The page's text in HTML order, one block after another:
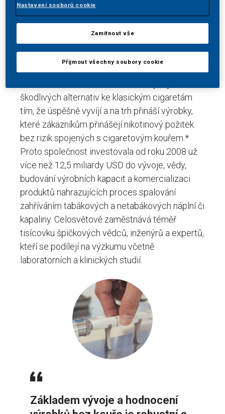
kouřením nezačínat, nebo s ním úplně přestat.
Realita je ale odlišná. Zároveň je proto
zapotřebí nabízet řešení, která představují lepší
alternativu, než je kouření cigaret, a celkově tak
Společnost Philip Morris (PMI) se z tohoto
škodlivých alternativ ke klasickým cigaretám
tím, že úspěšně vyvíjí a na trh přináší výrobky,
které zákazníkům přinášejí nikotinový požitek
bez rizik spojených s cigaretovým kouřem.*
Proto společnost investovala od roku 2008 už
více než 12,5 miliardy USD do vývoje, vědy,
budování výrobních kapacit a komercializaci
produktů nahrazujících proces spalování
zahříváním tabákových a netabákových náplní či
kapaliny. Celosvětově zaměstnává téměř
tisícovku špičkových vědců, inženýrů a expertů,
kteří se podílejí na výzkumu včetně
laboratorních a klinických studií.
Základem vývoje a hodnocení
Nastavení souborů cookie
Zamítnout vše
Přijmout všechny soubory cookie